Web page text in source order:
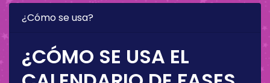
¿Cómo se usa?
¿CÓMO SE USA EL